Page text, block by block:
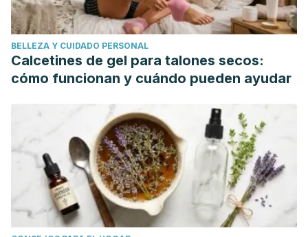
BELLEZA Y CUIDADO PERSONAL
Calcetines de gel para talones secos:
cómo funcionan y cuándo pueden ayudar